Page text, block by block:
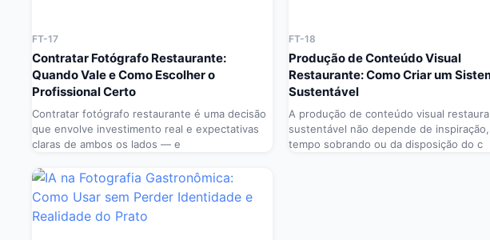
FT-17
Contratar Fotógrafo Restaurante:
Quando Vale e Como Escolher o
Profissional Certo
Contratar fotógrafo restaurante é uma decisão
que envolve investimento real e expectativas
claras de ambos os lados — e
FT-18
Produção de Conteúdo Visual
Restaurante: Como Criar um
Sustentável
A produção de conteúdo visual
sustentável não depende de
tempo sobrando ou da disposição do c